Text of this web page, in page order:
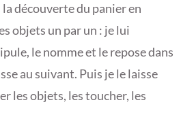
la découverte du panier en
objets un par un : je lui
le nomme et le repose dans
au suivant. Puis je le laisse
les objets, les toucher, les